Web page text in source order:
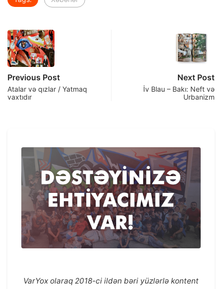
Previous Post
Atalar və qızlar / Yatmaq
vaxtıdır
Next Post
İv Blau – Bakı: Neft və
Urbanizm
VarYox olaraq 2018-ci ildən bəri yüzlərlə kontent